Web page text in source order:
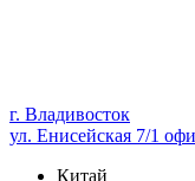
г. Владивосток
ул. Енисейская 7/1
Китай